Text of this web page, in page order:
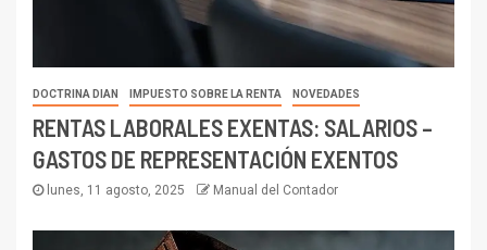
DOCTRINA DIAN IMPUESTO SOBRE LA RENTA NOVEDADES
RENTAS LABORALES EXENTAS: SALARIOS –
GASTOS DE REPRESENTACIÓN EXENTOS
lunes, 11 agosto, 2025 Manual del Contador